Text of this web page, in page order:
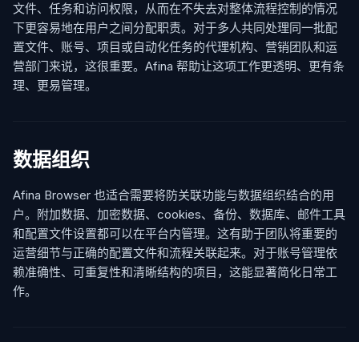
文件、任务和访问权限，从而在不失去对整体流程控制的情况
下更容易地在用户之间分配职责。对于多人共同处理同一批配
置文件、账号、项目或自动化任务的代理机构、营销团队和运
营部门来说，这很重要。Afina 帮助让这项工作更透明、更有条
理、更易管理。
数据组织
Afina Browser 也适合需要将防关联功能与数据组织结合的用
户。附加数据、加密数据、cookies、备份、数据库、邮件工具
和配置文件设置都可以在平台内管理。这有助于团队将重要的
运营细节与正确的配置文件和流程关联起来。对于账号管理依
赖准确性、可重复性和清晰结构的项目，这能显著简化日常工
作。